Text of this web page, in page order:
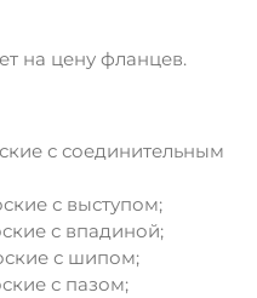
на цену фланцев.
с соединительным
с выступом;
с впадиной;
с шипом;
с пазом;